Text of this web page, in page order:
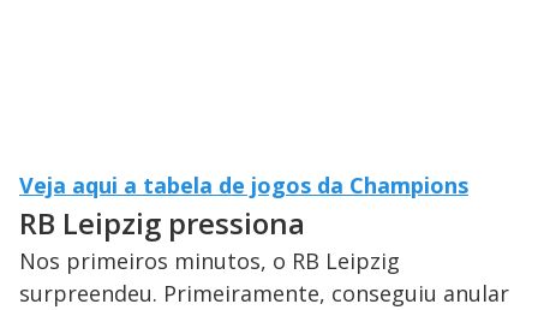
Veja aqui a tabela de jogos da Champions
RB Leipzig pressiona
Nos primeiros minutos, o RB Leipzig
surpreendeu. Primeiramente, conseguiu anular